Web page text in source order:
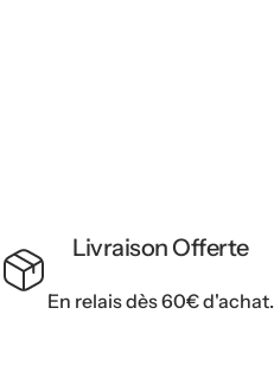
Livraison Offerte
En relais dès 60€ d'achat.